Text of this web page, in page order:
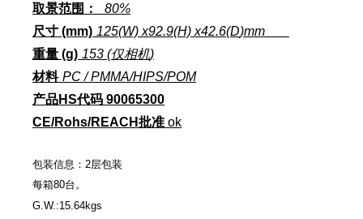
取景范围：
80%
尺寸 (mm) 125(W) x92.9(H) x42.6(D)mm
重量 (g) 153 (仅相机)
材料 PC / PMMA/HIPS/POM
产品HS代码 90065300
CE/Rohs/REACH批准 ok
包装信息：2层包装
每箱80台。
G.W.:15.64kgs